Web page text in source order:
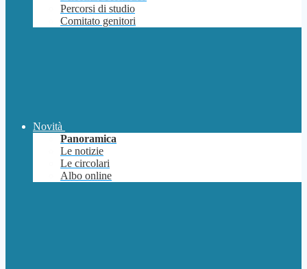
Percorsi di studio
Comitato genitori
Novità
Panoramica
Le notizie
Le circolari
Albo online